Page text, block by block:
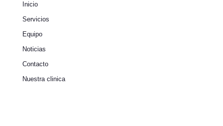
Inicio
Servicios
Equipo
Noticias
Contacto
Nuestra clinica